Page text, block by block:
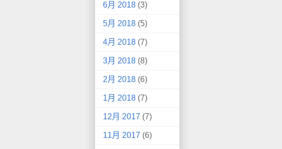
6月 2018 (3)
5月 2018 (5)
4月 2018 (7)
3月 2018 (8)
2月 2018 (6)
1月 2018 (7)
12月 2017 (7)
11月 2017 (6)